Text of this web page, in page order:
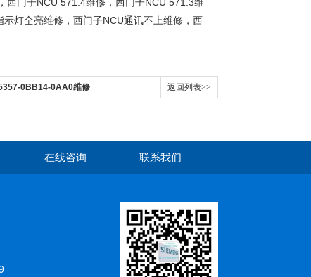
灯全亮维修，西门子NCU通讯不上维修，西
0BB14-0AA0维修 返回列表>>
在线咨询 联系我们